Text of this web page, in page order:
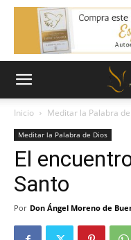
Inicio Meditar la Palabra
Meditar la Palabra de Dios
El
Santo
Por Don Ángel Moreno de